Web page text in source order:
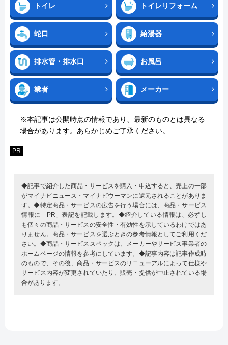
トイレ トイレリフォーム
蛇口 給湯器
排水管・排水口 お風呂
業者 メーカー
※本記事は公開時点の情報であり、最新のものとは異なる
場合があります。あらかじめご了承ください。
PR
◆記事で紹介した商品・サービスを購入・申込すると、売上の一部
がマイナビニュース・マイナビウーマンに還元されることがありま
す。◆特定商品・サービスの広告を行う場合には、商品・サービス
情報に「PR」表記を記載します。◆紹介している情報は、必ずし
も個々の商品・サービスの安全性・有効性を示しているわけではあ
りません。商品・サービスを選ぶときの参考情報としてご利用くだ
さい。◆商品・サービススペックは、メーカーやサービス事業者の
ホームページの情報を参考にしています。◆記事内容は記事作成時
のもので、その後、商品・サービスのリニューアルによって仕様や
サービス内容が変更されていたり、販売・提供が中止されている場
合があります。